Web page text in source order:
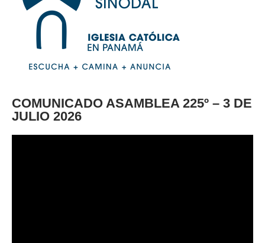
COMUNICADO ASAMBLEA 225º – 3 DE
JULIO 2026